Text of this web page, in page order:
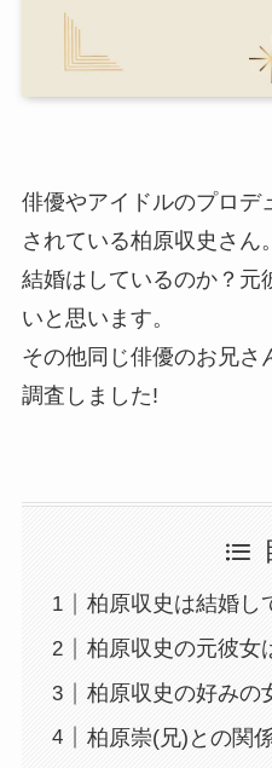
俳優やアイドルのプロデ
されている柏原収史さん。
結婚はしているのか？元
いと思います。
その他同じ俳優のお兄さ
調査しました!
柏原収史は結婚し
柏原収史の元彼女
柏原収史の好みの
柏原崇(兄)との関